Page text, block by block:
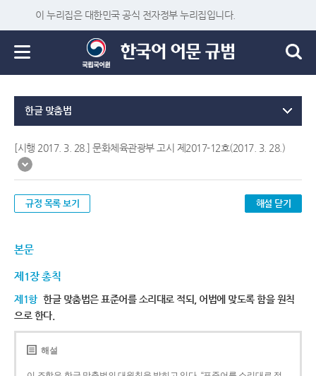
이 누리집은 대한민국 공식 전자정부 누리집입니다.
한글 맞춤법
[시행 2017. 3. 28.] 문화체육관광부 고시 제2017-12호(2017. 3. 28.)
규정 목록 보기 해설 닫기
본문
제1장 총칙
제1항 한글 맞춤법은 표준어를 소리대로 적되, 어법에 맞도록 함을 원칙
으로 한다.
해설